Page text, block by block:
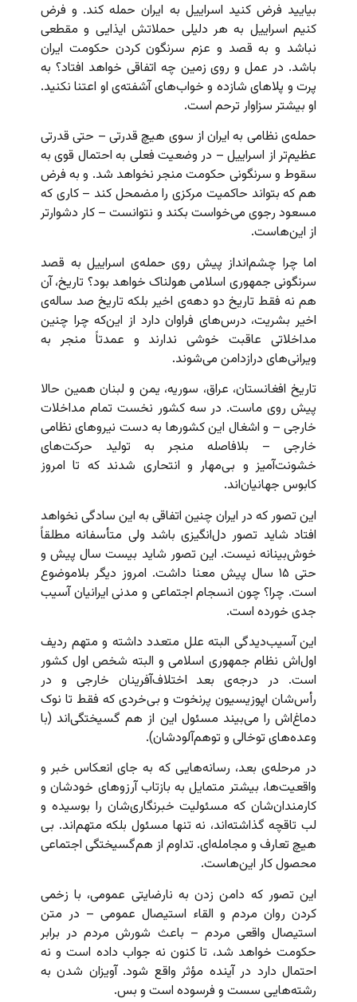
بیایید فرض کنید اسراییل به ایران حمله کند. و فرض
کنیم اسراییل به هر دلیلی حملاتش ایذایی و مقطعی
نباشد و به قصد و عزم سرنگون کردن حکومت ایران
باشد. در عمل و روی زمین چه اتفاقی خواهد افتاد؟ به
پرت و پلاهای شازده و خواب‌های آشفته‌ی او اعتنا نکنید.
او بیشتر سزاوار ترحم است.
حمله‌ی نظامی به ایران از سوی هیچ قدرتی – حتی قدرتی
عظیم‌تر از اسراییل – در وضعیت فعلی به احتمال قوی به
سقوط و سرنگونی حکومت منجر نخواهد شد. و به فرض
هم که بتواند حاکمیت مرکزی را مضمحل کند – کاری که
مسعود رجوی می‌خواست بکند و نتوانست – کار دشوارتر
از این‌هاست.
اما چرا چشم‌انداز پیش روی حمله‌ی اسراییل به قصد
سرنگونی جمهوری اسلامی هولناک خواهد بود؟ تاریخ، آن
هم نه فقط تاریخ دو دهه‌ی اخیر بلکه تاریخ صد ساله‌ی
اخیر بشریت، درس‌های فراوان دارد از این‌که چرا چنین
مداخلاتی عاقبت خوشی ندارند و عمدتاً منجر به
ویرانی‌های درازدامن می‌شوند.
تاریخ افغانستان،‌ عراق، سوریه،‌ یمن و لبنان همین حالا
پیش روی ماست. در سه کشور نخست تمام مداخلات
خارجی – و اشغال این کشورها به دست نیروهای نظامی
خارجی – بلافاصله منجر به تولید حرکت‌های
خشونت‌آمیز و بی‌مهار و انتحاری شدند که تا امروز
کابوس جهانیان‌اند.
این تصور که در ایران چنین اتفاقی به این سادگی نخواهد
افتاد شاید تصور دل‌انگیزی باشد ولی متأسفانه مطلقاً
خوش‌بینانه نیست. این تصور شاید بیست سال پیش و
حتی ۱۵ سال پیش معنا داشت. امروز دیگر بلاموضوع
است. چرا؟ چون انسجام اجتماعی و مدنی ایرانیان آسیب
جدی خورده است.
این آسیب‌دیدگی البته علل متعدد داشته و متهم ردیف
اول‌اش نظام جمهوری اسلامی و البته شخص اول کشور
است. در درجه‌ی بعد اختلاف‌آفرینان خارجی و در
رأس‌شان اپوزیسیون پرنخوت و بی‌خردی که فقط تا نوک
دماغ‌اش را می‌بیند مسئول این از هم گسیختگی‌اند (با
وعده‌های توخالی و توهم‌آلودشان).
در مرحله‌ی بعد، رسانه‌‌هایی که به جای انعکاس خبر و
واقعیت‌ها، بیشتر متمایل به بازتاب آرزوهای خودشان و
کارمندان‌شان که مسئولیت خبرنگاری‌شان را بوسیده و
لب تاقچه گذاشته‌اند، نه تنها مسئول بلکه متهم‌اند. بی
هیچ تعارف و مجامله‌ای. تداوم از هم‌گسیختگی اجتماعی
محصول کار این‌هاست.
این تصور که دامن زدن به نارضایتی عمومی، با زخمی
کردن روان مردم و القاء استیصال عمومی – در متن
استیصال واقعی مردم – باعث شورش مردم در برابر
حکومت خواهد شد، تا کنون نه جواب داده است و نه
احتمال دارد در آینده مؤثر واقع شود. آویزان شدن به
رشته‌هایی سست و فرسوده است و بس.